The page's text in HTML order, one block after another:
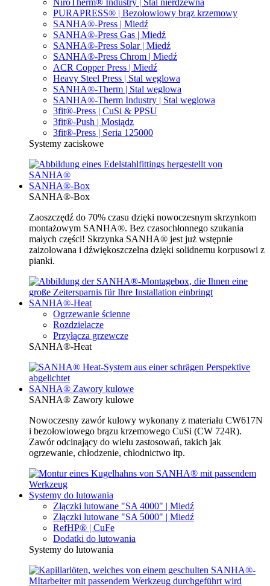
NiroTherm® Industry | Stal nierdzewna
PURAPRESS® | Bezołowiowy brąz krzemowy
SANHA®-Press | Miedź
SANHA®-Press Gas | Miedź
SANHA®-Press Solar | Miedź
SANHA®-Press Chrom | Miedź
ACR Copper Press | Miedź
Heavy Steel Press | Stal węglowa
SANHA®-Therm | Stal węglowa
SANHA®-Therm Industry | Stal węglowa
3fit®-Press | CuSi & PPSU
3fit®-Push | Mosiądz
3fit®-Press | Seria 125000
Systemy zaciskowe
SANHA®-Box
SANHA®-Box
Zaoszczędź do 70% czasu dzięki nowoczesnym skrzynkom
montażowym SANHA®. Bez czasochłonnego szukania
małych części! Skrzynka SANHA® jest już wstępnie
zaizolowana i dźwiękoszczelna dzięki solidnemu korpusowi z
pianki.
SANHA®-Heat
Ogrzewanie ścienne
Rozdzielacze
Przyłącza grzewcze
SANHA®-Heat
SANHA® Zawory kulowe
SANHA® Zawory kulowe
Nowoczesny zawór kulowy wykonany z materiału CW617N
i bezołowiowego brązu krzemowego CuSi (CW 724R).
Zawór odcinający do wielu zastosowań, takich jak
ogrzewanie, chłodzenie, chłodnictwo itp.
Systemy do lutowania
Złączki lutowane "SA 4000" | Miedź
Złączki lutowane "SA 5000" | Miedź
RefHP® | CuFe
Dodatki do lutowania
Systemy do lutowania